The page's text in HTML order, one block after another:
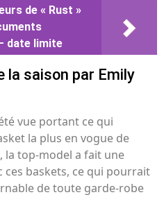
de « Rust »
date limite
la saison par Emily
vue portant ce qui
la plus en vogue de
, la top-model a fait une
baskets, ce qui pourrait
de toute garde-robe